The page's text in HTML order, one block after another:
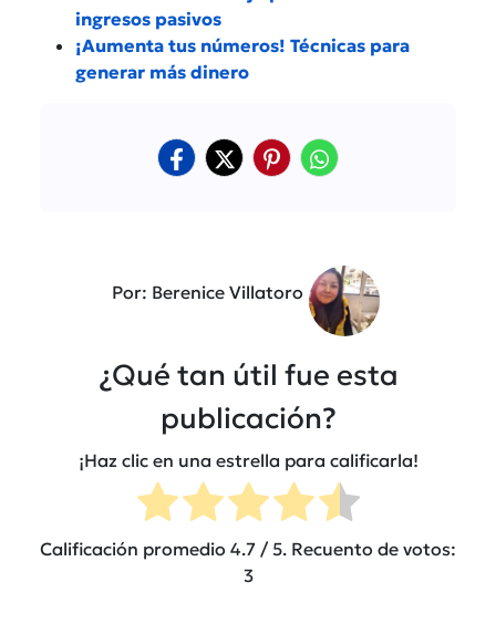
ingresos pasivos
¡Aumenta tus números! Técnicas para
generar más dinero
Por: Berenice Villatoro
¿Qué tan útil fue esta
publicación?
¡Haz clic en una estrella para calificarla!
Calificación promedio 4.7 / 5. Recuento de votos:
3